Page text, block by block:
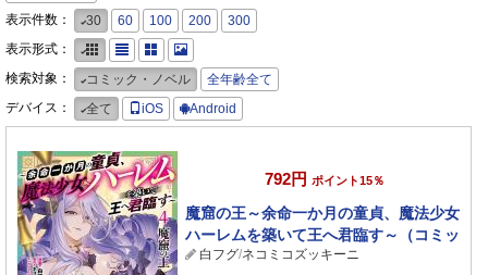
表示件数：
30 60 100 200
300
表示形式：
検索対象：
コミック・ノベル
全年齢全て
デバイス：
全て iOS Android
792円 ポイント15％
魔窟の王～余命一か月の童貞、魔法少女
ハーレムを築いて王へ君臨す～（コミッ
ク） ： 4 【電子コミック限定特典付き】
白フグ/ネコミコズッキーニ